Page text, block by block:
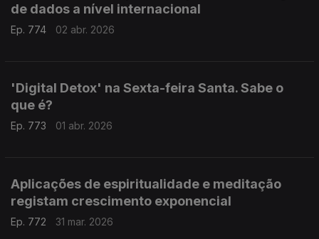
de dados a nível internacional
Ep. 774 02 abr. 2026
'Digital Detox' na Sexta-feira Santa. Sabe o
que é?
Ep. 773 01 abr. 2026
Aplicações de espiritualidade e meditação
registam crescimento exponencial
Ep. 772 31 mar. 2026